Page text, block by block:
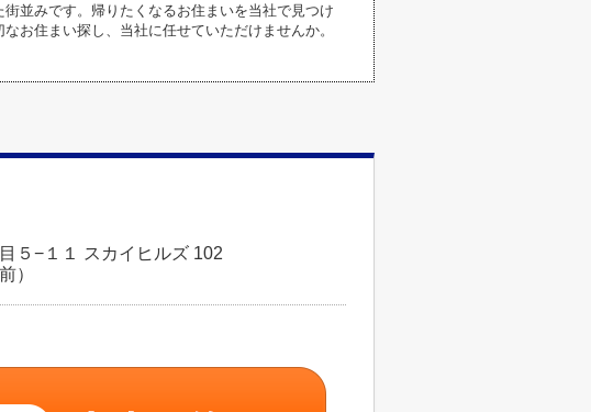
並みです。帰りたくなるお住まいを当社で見つけ
お住まい探し、当社に任せていただけませんか。
５−１１ スカイヒルズ 102
）